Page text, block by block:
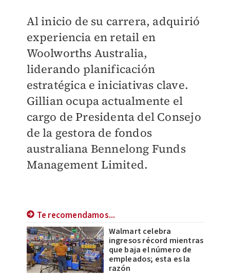
Al inicio de su carrera, adquirió
experiencia en retail en
Woolworths Australia,
liderando planificación
estratégica e iniciativas clave.
Gillian ocupa actualmente el
cargo de Presidenta del Consejo
de la gestora de fondos
australiana Bennelong Funds
Management Limited.
Te recomendamos...
Walmart celebra
ingresos récord mientras
que baja el número de
empleados; esta es la
razón